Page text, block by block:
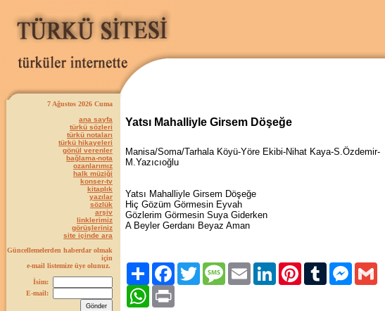
7 Ağustos 2026 Cuma
ana sayfa
türkü sözleri
türkü notaları
türkü hikayeleri
gönül verenler
bağlama-nota
ozanlarımız
halk müziği
konser-tv
kitaplık
yazılar
sözlük
arşiv
linklerimiz
görüşleriniz
site içinde ara
Güncellemelerden haberdar olmak
için
e-mail listemize üye olunuz.
İsim:
E-mail:
Yatsı Mahalliyle Girsem Döşeğe
Manisa/Soma/Tarhala Köyü-Yöre Ekibi-Nihat Kaya-S.Özdemir-
M.Yazıcıoğlu
Yatsı Mahalliyle Girsem Döşeğe
Hiç Gözüm Görmesin Eyvah
Gözlerim Görmesin Suya Giderken
A Beyler Gerdanı Beyaz Aman
Paylaş FacebookTwitter Message Email LinkedIn Pinterest Tumblr Messenger
WhatsApp